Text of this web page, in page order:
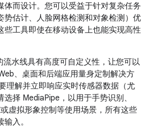
体而设计。您可以受益于针对复杂任务
势估计、人脸网格检测和对象检测）优
些工具即使在移动设备上也能实现高性
流水线具有高度可自定义性，让您可以
、桌面和后端应用量身定制解决方
理解并立即响应实时传感器数据（尤
择 MediaPipe，以用于手势识别、
虚拟形象控制等使用场景，所有这些
入。